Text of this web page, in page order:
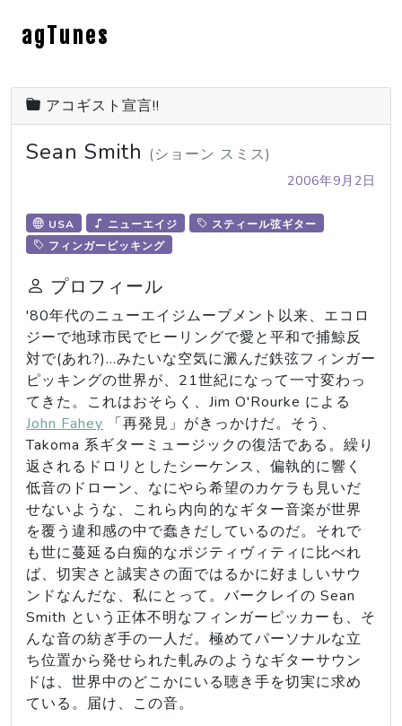
agTunes
アコギスト宣言!!
Sean Smith (ショーン スミス)
2006年9月2日
USA ニューエイジ
スティール弦ギター
フィンガーピッキング
プロフィール
'80年代のニューエイジムーブメント以来、エコロ
ジーで地球市民でヒーリングで愛と平和で捕鯨反
対で(あれ?)...みたいな空気に澱んだ鉄弦フィンガー
ピッキングの世界が、21世紀になって一寸変わっ
てきた。これはおそらく、Jim O'Rourke による
John Fahey 「再発見」がきっかけだ。そう、
Takoma 系ギターミュージックの復活である。繰り
返されるドロリとしたシーケンス、偏執的に響く
低音のドローン、なにやら希望のカケラも見いだ
せないような、これら内向的なギター音楽が世界
を覆う違和感の中で蠢きだしているのだ。それで
も世に蔓延る白痴的なポジティヴィティに比べれ
ば、切実さと誠実さの面ではるかに好ましいサウ
ンドなんだな、私にとって。バークレイの Sean
Smith という正体不明なフィンガーピッカーも、そ
んな音の紡ぎ手の一人だ。極めてパーソナルな立
ち位置から発せられた軋みのようなギターサウン
ドは、世界中のどこかにいる聴き手を切実に求め
ている。届け、この音。